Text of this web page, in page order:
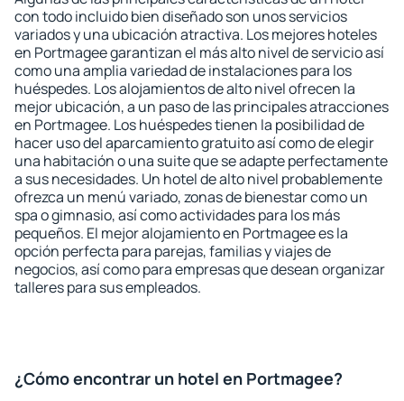
con todo incluido bien diseñado son unos servicios
variados y una ubicación atractiva. Los mejores hoteles
en Portmagee garantizan el más alto nivel de servicio así
como una amplia variedad de instalaciones para los
huéspedes. Los alojamientos de alto nivel ofrecen la
mejor ubicación, a un paso de las principales atracciones
en Portmagee. Los huéspedes tienen la posibilidad de
hacer uso del aparcamiento gratuito así como de elegir
una habitación o una suite que se adapte perfectamente
a sus necesidades. Un hotel de alto nivel probablemente
ofrezca un menú variado, zonas de bienestar como un
spa o gimnasio, así como actividades para los más
pequeños. El mejor alojamiento en Portmagee es la
opción perfecta para parejas, familias y viajes de
negocios, así como para empresas que desean organizar
talleres para sus empleados.
¿Cómo encontrar un hotel en Portmagee?